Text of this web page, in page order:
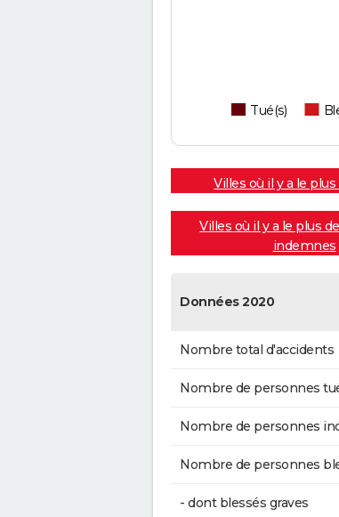
Tué(s)
Villes où il y a le
Villes où il y a le plus
indemnes
Données 2020
Nombre total d'accidents
Nombre de personnes
Nombre de personnes
Nombre de personnes
- dont blessés graves